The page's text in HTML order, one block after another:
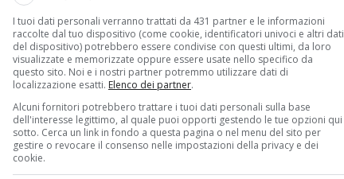
– è contrattare, non prendere atto delle
che, dal 2018 a oggi, hanno
sul contratto: da una richiesta iniziale di
siamo scesi agli 85 euro lordi stanziati
da quella in discussione, che sulla
l’elemosina di 12 euro battezzata come
I tuoi dati personali verranno trattati da 431 partner e le informazioni
raccolte dal tuo dispositivo (come cookie, identificatori univoci e altri dati
del dispositivo) potrebbero essere condivise con questi ultimi, da loro
visualizzate e memorizzate oppure essere usate nello specifico da
questo sito. Noi e i nostri partner potremmo utilizzare dati di
localizzazione esatti. Elenco dei partner.
Alcuni fornitori potrebbero trattare i tuoi dati personali sulla base
dell'interesse legittimo, al quale puoi opporti gestendo le tue opzioni qui
sotto. Cerca un link in fondo a questa pagina o nel menu del sito per
gestire o revocare il consenso nelle impostazioni della privacy e dei
cookie.